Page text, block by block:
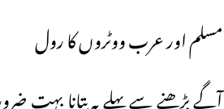
مسلم اور عرب ووٹروں کا رول
آگے بڑھنے سے پہلے یہ بتانا